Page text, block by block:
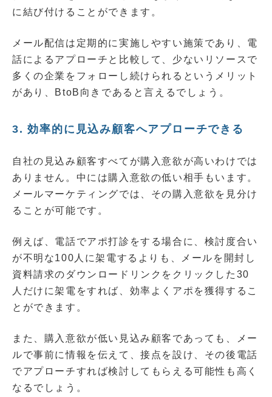
に結び付けることができます。
メール配信は定期的に実施しやすい施策であり、電
話によるアプローチと比較して、少ないリソースで
多くの企業をフォローし続けられるというメリット
があり、BtoB向きであると言えるでしょう。
3. 効率的に見込み顧客へアプローチできる
自社の見込み顧客すべてが購入意欲が高いわけでは
ありません。中には購入意欲の低い相手もいます。
メールマーケティングでは、その購入意欲を見分け
ることが可能です。
例えば、電話でアポ打診をする場合に、検討度合い
が不明な100人に架電するよりも、メールを開封し
資料請求のダウンロードリンクをクリックした30
人だけに架電をすれば、効率よくアポを獲得するこ
とができます。
また、購入意欲が低い見込み顧客であっても、メー
ルで事前に情報を伝えて、接点を設け、その後電話
でアプローチすれば検討してもらえる可能性も高く
なるでしょう。